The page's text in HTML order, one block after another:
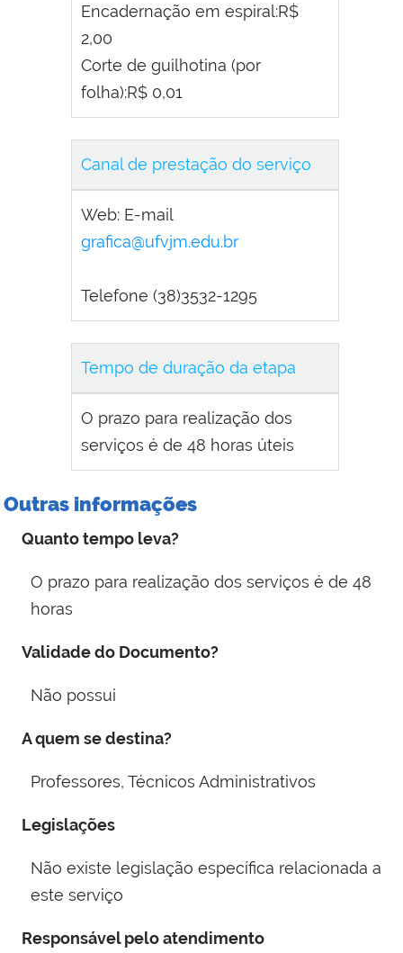
Encadernação em espiral:R$
2,00
Corte de guilhotina (por
folha):R$ 0,01
Canal de prestação do serviço
Web: E-mail
grafica@ufvjm.edu.br
Telefone (38)3532-1295
Tempo de duração da etapa
O prazo para realização dos
serviços é de 48 horas úteis
Outras informações
Quanto tempo leva?
O prazo para realização dos serviços é de 48
horas
Validade do Documento?
Não possui
A quem se destina?
Professores, Técnicos Administrativos
Legislações
Não existe legislação específica relacionada a
este serviço
Responsável pelo atendimento